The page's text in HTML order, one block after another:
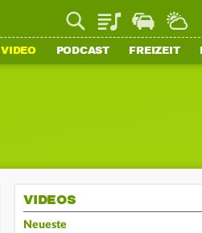
PlaylistStaupilot
VIDEO PODCAST FREIZEIT
VIDEOS
Neueste